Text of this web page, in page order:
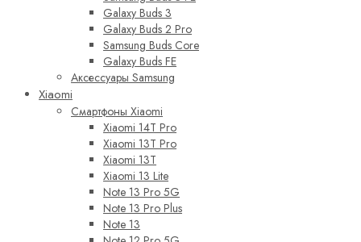
Galaxy Buds 3
Galaxy Buds 2 Pro
Samsung Buds Core
Galaxy Buds FE
Аксессуары Samsung
Xiaomi
Смартфоны Xiaomi
Xiaomi 14T Pro
Xiaomi 13T Pro
Xiaomi 13T
Xiaomi 13 Lite
Note 13 Pro 5G
Note 13 Pro Plus
Note 13